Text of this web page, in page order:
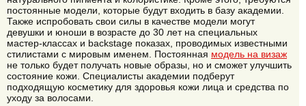
постоянные модели, которые будут входить в базу академии.
Также испробовать свои силы в качестве модели могут
девушки и юноши в возрасте до 30 лет на специальных
мастер-классах и backstage показах, проводимых известными
стилистами с мировым именем. Постоянная модель на визаж
не только будет получать новые образы, но и сможет улучшить
состояние кожи. Специалисты академии подберут
подходящую косметику для здоровья кожи лица и средства по
уходу за волосами.